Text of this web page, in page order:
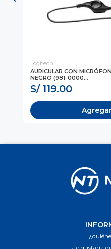
Logitech
AURICULAR CON
NEGRO (981-0000...
S/ 119.00